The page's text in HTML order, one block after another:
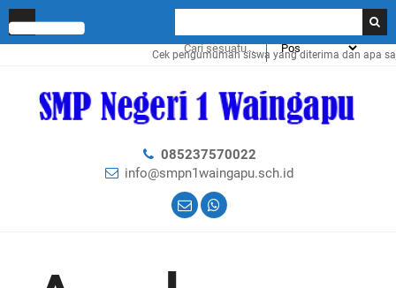
Cek pengumuman siswa yang diterima dan apa
085237570022
info@smpn1waingapu.sch.id